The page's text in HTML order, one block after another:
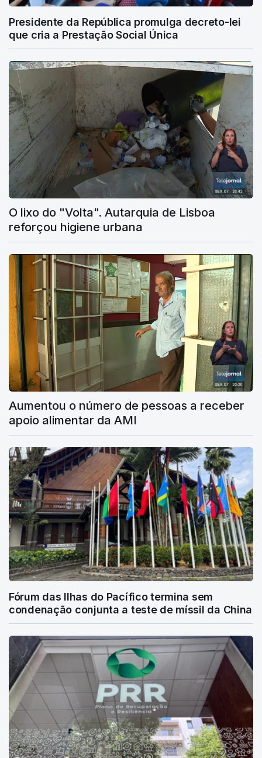
Presidente da República promulga decreto-lei
que cria a Prestação Social Única
O lixo do "Volta". Autarquia de Lisboa
reforçou higiene urbana
Aumentou o número de pessoas a receber
apoio alimentar da AMI
Fórum das Ilhas do Pacífico termina sem
condenação conjunta a teste de míssil da China